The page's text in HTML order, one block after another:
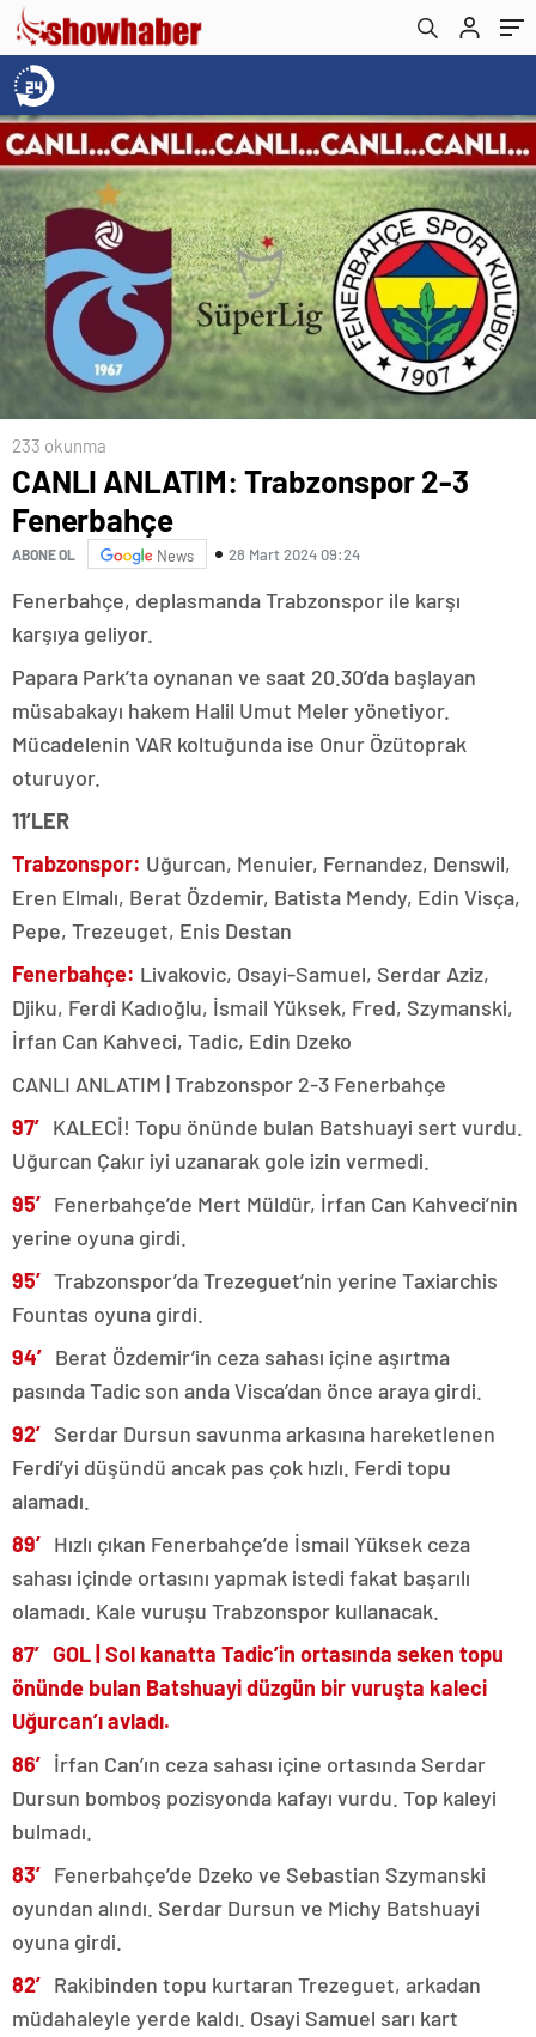
233 okunma
CANLI ANLATIM: Trabzonspor 2-3
Fenerbahçe
ABONE OL News 28 Mart 2024 09:24
Fenerbahçe, deplasmanda Trabzonspor ile karşı
karşıya geliyor.
Papara Park’ta oynanan ve saat 20.30’da başlayan
müsabakayı hakem Halil Umut Meler yönetiyor.
Mücadelenin VAR koltuğunda ise Onur Özütoprak
oturuyor.
11’LER
Trabzonspor: Uğurcan, Menuier, Fernandez, Denswil,
Eren Elmalı, Berat Özdemir, Batista Mendy, Edin Visça,
Pepe, Trezeuget, Enis Destan
Fenerbahçe: Livakovic, Osayi-Samuel, Serdar Aziz,
Djiku, Ferdi Kadıoğlu, İsmail Yüksek, Fred, Szymanski,
İrfan Can Kahveci, Tadic, Edin Dzeko
CANLI ANLATIM | Trabzonspor 2-3 Fenerbahçe
97′ KALECİ! Topu önünde bulan Batshuayi sert vurdu.
Uğurcan Çakır iyi uzanarak gole izin vermedi.
95′ Fenerbahçe’de Mert Müldür, İrfan Can Kahveci’nin
yerine oyuna girdi.
95′ Trabzonspor’da Trezeguet’nin yerine Taxiarchis
Fountas oyuna girdi.
94′ Berat Özdemir’in ceza sahası içine aşırtma
pasında Tadic son anda Visca’dan önce araya girdi.
92′ Serdar Dursun savunma arkasına hareketlenen
Ferdi’yi düşündü ancak pas çok hızlı. Ferdi topu
alamadı.
89′ Hızlı çıkan Fenerbahçe’de İsmail Yüksek ceza
sahası içinde ortasını yapmak istedi fakat başarılı
olamadı. Kale vuruşu Trabzonspor kullanacak.
87′ GOL | Sol kanatta Tadic’in ortasında seken topu
önünde bulan Batshuayi düzgün bir vuruşta kaleci
Uğurcan’ı avladı.
86′ İrfan Can’ın ceza sahası içine ortasında Serdar
Dursun bomboş pozisyonda kafayı vurdu. Top kaleyi
bulmadı.
83′ Fenerbahçe’de Dzeko ve Sebastian Szymanski
oyundan alındı. Serdar Dursun ve Michy Batshuayi
oyuna girdi.
82′ Rakibinden topu kurtaran Trezeguet, arkadan
müdahaleyle yerde kaldı. Osayi Samuel sarı kart